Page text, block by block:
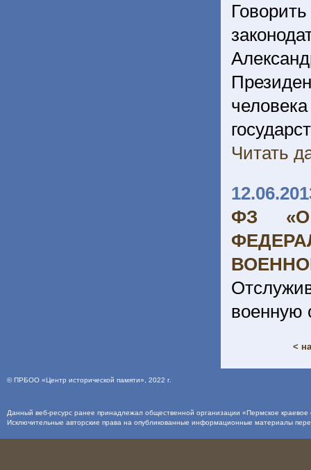
Читать
ФЗ
военную
<
©ПРБОО «Центр исторической памяти» , 2022 г.
Данный веб-ресурс ранее принадлежал общественной организации «Пермское
Исключительные авторские права на опубликованные информационные материалы